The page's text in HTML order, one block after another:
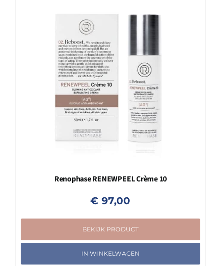
Renophase RENEWPEEL Crème 10
€ 97,00
BEKIJK PRODUCT
IN WINKELWAGEN